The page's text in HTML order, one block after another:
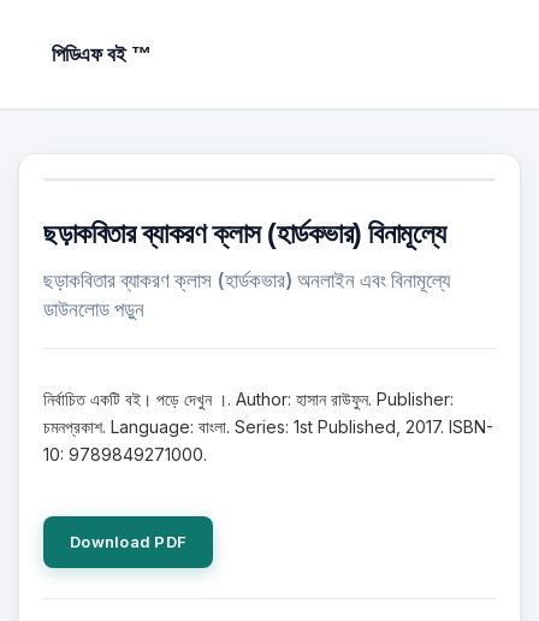
পিডিএফ বই ™
ছড়াকবিতার ব্যাকরণ ক্লাস (হার্ডকভার) বিনামূল্যে
ছড়াকবিতার ব্যাকরণ ক্লাস (হার্ডকভার) অনলাইন এবং বিনামূল্যে
ডাউনলোড পড়ুন
নির্বাচিত একটি বই। পড়ে দেখুন ।. Author: হাসান রাউফুন. Publisher:
চমনপ্রকাশ. Language: বাংলা. Series: 1st Published, 2017. ISBN-
10: 9789849271000.
Download PDF